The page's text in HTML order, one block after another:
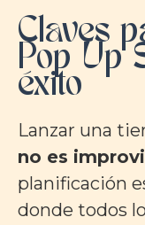
Claves
Pop Up
éxito
Lanzar una
no es
planificación
donde todos